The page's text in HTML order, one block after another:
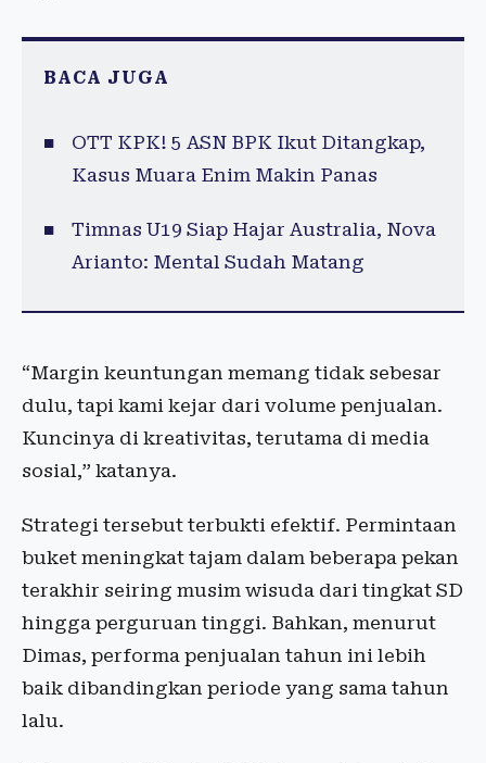
BACA JUGA
OTT KPK! 5 ASN BPK Ikut Ditangkap,
Kasus Muara Enim Makin Panas
Timnas U19 Siap Hajar Australia, Nova
Arianto: Mental Sudah Matang
“Margin keuntungan memang tidak sebesar
dulu, tapi kami kejar dari volume penjualan.
Kuncinya di kreativitas, terutama di media
sosial,” katanya.
Strategi tersebut terbukti efektif. Permintaan
buket meningkat tajam dalam beberapa pekan
terakhir seiring musim wisuda dari tingkat SD
hingga perguruan tinggi. Bahkan, menurut
Dimas, performa penjualan tahun ini lebih
baik dibandingkan periode yang sama tahun
lalu.